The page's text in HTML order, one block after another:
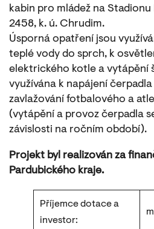
kabin pro mládež na Stadionu
2458, k. ú. Chrudim.
Úsporná opatření jsou
teplé vody do sprch, k
elektrického kotle a vytápění
využívána k napájení
zavlažování fotbalového a
(vytápění a provoz čerpadla
závislosti na ročním období).
Projekt byl realizován za
Pardubického kraje.
Příjemce dotace a
investor: